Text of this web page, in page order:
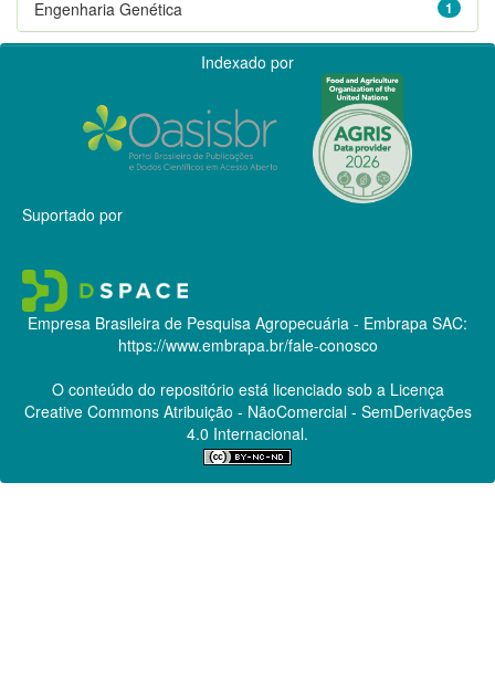
1
Engenharia Genética
Indexado por
Suportado por
Empresa Brasileira de Pesquisa Agropecuária - Embrapa SAC:
https://www.embrapa.br/fale-conosco
O conteúdo do repositório está licenciado sob a Licença
Creative CommonsAtribuição - NãoComercial - SemDerivações
4.0 Internacional.